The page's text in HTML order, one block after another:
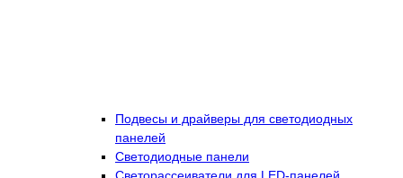
Подвесы и драйверы для светодиодных
панелей
Светодиодные панели
Светорассеиватели для LED-панелей